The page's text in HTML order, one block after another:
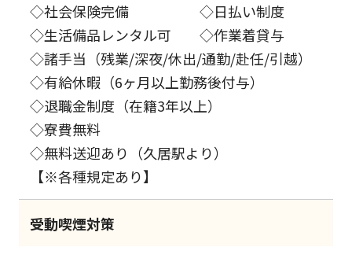
◇社会保険完備 ◇日払い制度
◇生活備品レンタル可 ◇作業着貸与
◇諸手当（残業/深夜/休出/通勤/赴任/引越）
◇有給休暇（6ヶ月以上勤務後付与）
◇退職金制度（在籍3年以上）
◇寮費無料
◇無料送迎あり（久居駅より）
【※各種規定あり】
受動喫煙対策